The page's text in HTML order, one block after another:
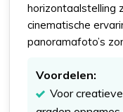
horizontaalstelling
cinematische
panoramafoto’s
Voordelen:
Voor